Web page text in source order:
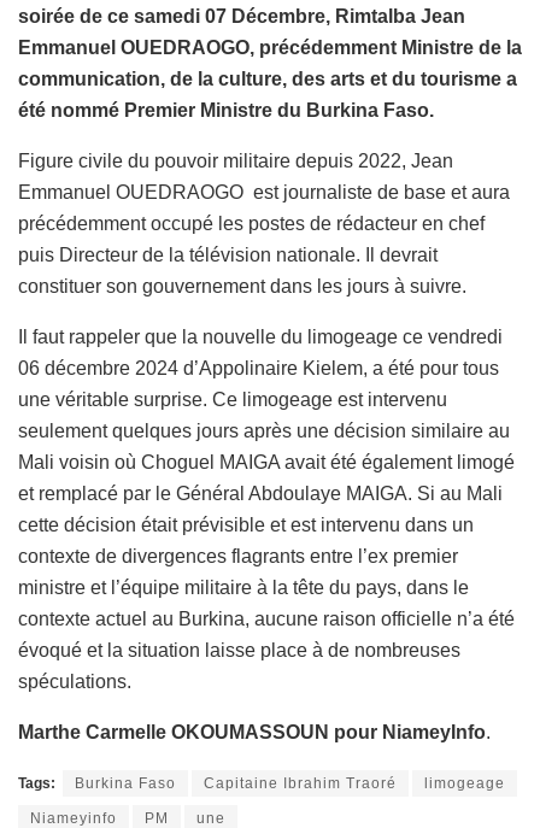
soirée de ce samedi 07 Décembre, Rimtalba Jean
Emmanuel OUEDRAOGO, précédemment Ministre de la
communication, de la culture, des arts et du tourisme a
été nommé Premier Ministre du Burkina Faso.
Figure civile du pouvoir militaire depuis 2022, Jean
Emmanuel OUEDRAOGO est journaliste de base et aura
précédemment occupé les postes de rédacteur en chef
puis Directeur de la télévision nationale. Il devrait
constituer son gouvernement dans les jours à suivre.
Il faut rappeler que la nouvelle du limogeage ce vendredi
06 décembre 2024 d’Appolinaire Kielem, a été pour tous
une véritable surprise. Ce limogeage est intervenu
seulement quelques jours après une décision similaire au
Mali voisin où Choguel MAIGA avait été également limogé
et remplacé par le Général Abdoulaye MAIGA. Si au Mali
cette décision était prévisible et est intervenu dans un
contexte de divergences flagrants entre l’ex premier
ministre et l’équipe militaire à la tête du pays, dans le
contexte actuel au Burkina, aucune raison officielle n’a été
évoqué et la situation laisse place à de nombreuses
spéculations.
Marthe Carmelle OKOUMASSOUN pour NiameyInfo.
Tags: Burkina Faso Capitaine Ibrahim Traoré limogeage
Niameyinfo PM une